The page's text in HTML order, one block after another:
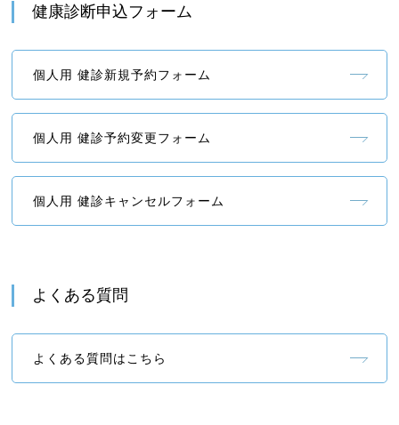
健康診断申込フォーム
個人用 健診新規予約フォーム
個人用 健診予約変更フォーム
個人用 健診キャンセルフォーム
よくある質問
よくある質問はこちら